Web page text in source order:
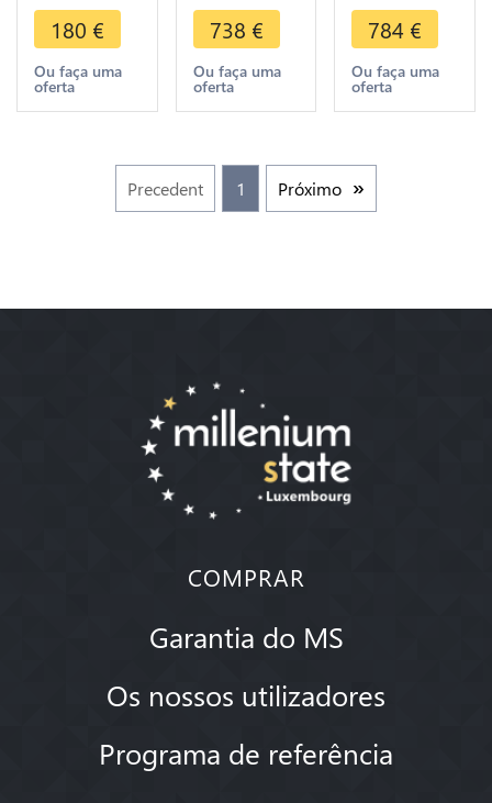
Brunswick
Wolfenbuttel
2/3 Taler
Karl I 1764
180 €
Ou faça uma
oferta
20 Marks
Karl 1872 F
Or Gold
PCGS AU55
738 €
Ou faça uma
oferta
Marks 1877
J Or Gold
NGC AU55
-> Make
784 €
Ou faça uma
oferta
Precedent 1 Próximo
COMPRAR
Garantia do MS
Os nossos utilizadores
Programa de referência